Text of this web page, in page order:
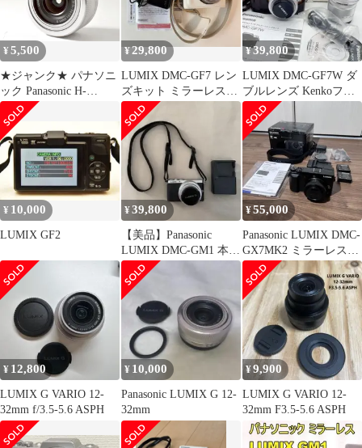
¥5,500
★ジャンク★ パナソニ
ック Panasonic H-
FS12032 LUMIX G
VARIO 12-32mm F3.5-
5.6 ASPH. MEGA O.I.S.
シルバー RYM6488
#440
¥29,800
LUMIX DMC-GF7 レン
ズキット ミラーレス一
眼 カメラ
¥39,800
LUMIX DMC-GF7W ダ
ブルレンズ Kenkoフィ
ルター2枚 付属品多数
¥ 10,000
LUMIX GF2
¥39,800
【美品】Panasonic
LUMIX DMC-GM1 本体
レンズキット
¥55,000
Panasonic LUMIX DMC-
GX7MK2 ミラーレス一
眼
¥ 12,800
LUMIX G VARIO 12-
32mm f/3.5-5.6 ASPH
¥ 10,000
Panasonic LUMIX G 12-
32mm
¥9,900
LUMIX G VARIO 12-
32mm F3.5-5.6 ASPH